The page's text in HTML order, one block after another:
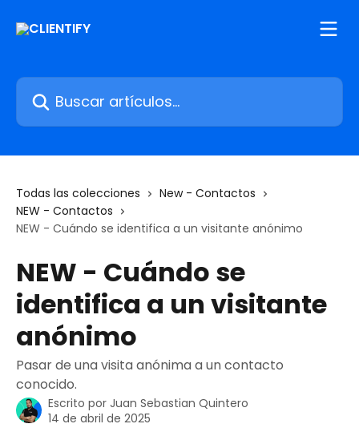
Buscar artículos...
Todas las colecciones
New - Contactos
NEW - Contactos
NEW - Cuándo se identifica a un visitante anónimo
NEW - Cuándo se
identifica a un visitante
anónimo
Pasar de una visita anónima a un contacto
conocido.
Escrito por Juan Sebastian Quintero
14 de abril de 2025